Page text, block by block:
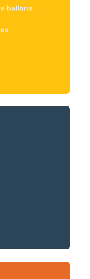
ballons
ballons